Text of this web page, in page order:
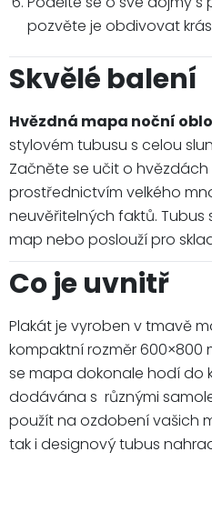
pozvěte je obdivovat
Skvělé balení
Hvězdná mapa noční
stylovém tubusu s celou
Začněte se učit o
prostřednictvím velkého
neuvěřitelných faktů.
map nebo poslouží pro
Co je uvnitř
Plakát je vyroben v tmavě
kompaktní rozměr 600×800
se mapa dokonale hodí do
dodávána s různými
použít na ozdobení vašich
tak i designový tubus